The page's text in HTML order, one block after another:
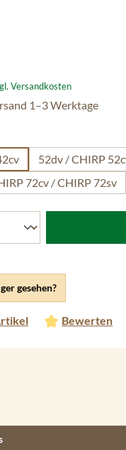
Versandkosten
gesehen?
Bewerten
1–3 Werktage
52dv / CHIRP
72cv / CHIRP 72sv